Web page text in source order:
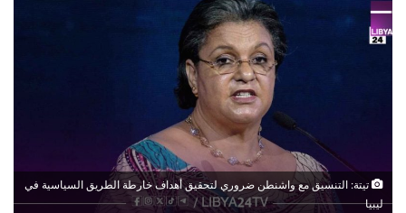
تيتة: التنسيق مع واشنطن ضروري لتحقيق أهداف خارطة الطريق السياسية في
ليبيا